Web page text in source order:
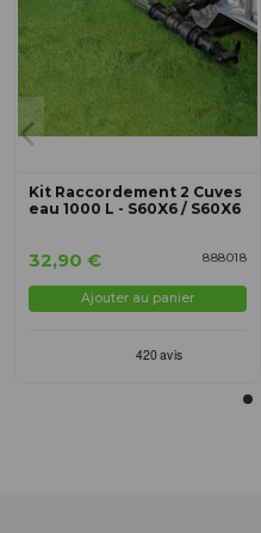
Kit Raccordement 2 Cuves
eau 1000 L - S60X6 / S60X6
888018
32,90 €
Ajouter au panier